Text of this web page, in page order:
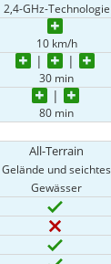
2,4-GHz-Technologie
10 km/h
30 min
80 min
All-Terrain
Gelände und seichtes
Gewässer